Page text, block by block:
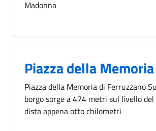
Madonna
Piazza della Memoria
Piazza della Memoria di Ferruzzano
borgo sorge a 474 metri sul livello
dista appena otto chilometri